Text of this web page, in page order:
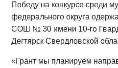
Победу на конкурсе среди
федерального округа
СОШ № 30 имени 10-го
Дегтярск Свердловской
«Грант мы планируем